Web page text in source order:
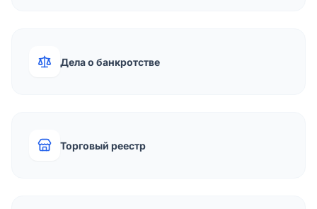
Дела о банкротстве
Торговый реестр